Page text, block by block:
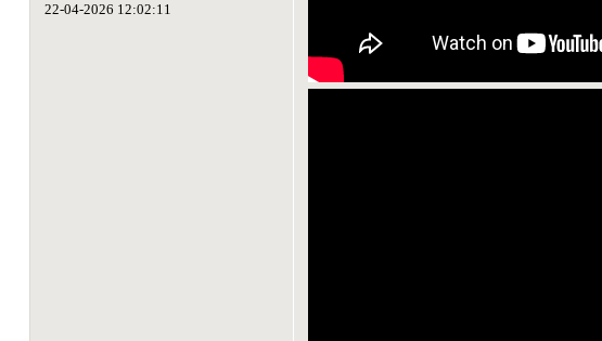
22-04-2026 12:02:11